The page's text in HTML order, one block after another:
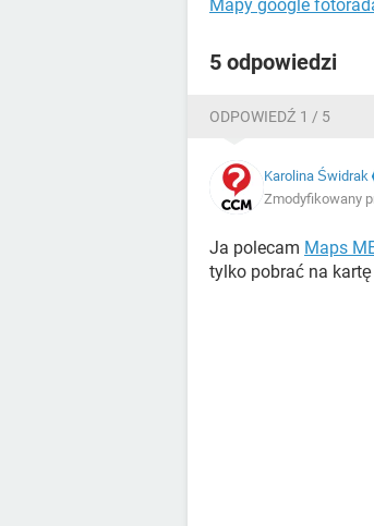
Mapy google
5 odpowiedzi
ODPOWIEDŹ 1 / 5
Karolina Świdrak
Zmodyfikowany
Ja polecam Maps
tylko pobrać na